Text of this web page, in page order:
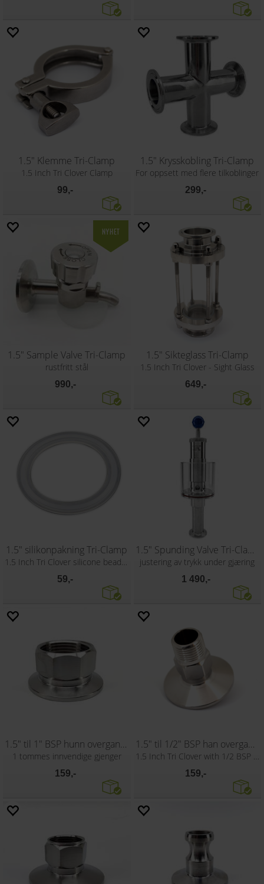
1.5" Klemme Tri-Clamp
1.5 Inch Tri Clover Clamp
99,-
1.5" Krysskobling Tri-Clamp
For oppsett med flere tilkoblinger
299,-
1.5" Sample Valve Tri-Clamp
rustfritt stål
990,-
1.5" Sikteglass Tri-Clamp
1.5 Inch Tri Clover - Sight Glass
649,-
1.5" silikonpakning Tri-Clamp
59,-
1.5" Spunding Valve Tri-Clamp
justering av trykk under gjæring
1 490,-
1.5" til 1" BSP hunn overgang Tri-Clamp
1 tommes innvendige gjenger
159,-
1.5" til 1/2" BSP han overgang Tri-Clamp
1.5 Inch Tri Clover with 1/2 BSP Male
159,-